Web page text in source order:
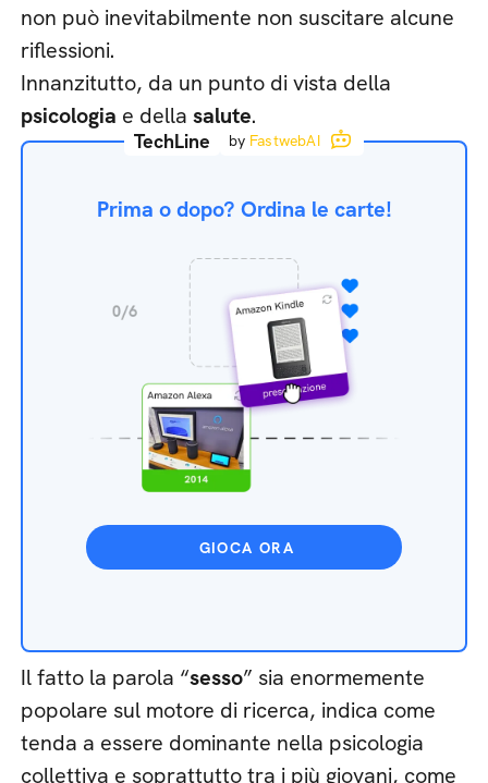
non può inevitabilmente non suscitare alcune
riflessioni.
Innanzitutto, da un punto di vista della
psicologia e della salute.
TechLine by FastwebAI
Prima o dopo? Ordina le carte!
GIOCA ORA
Il fatto la parola “sesso” sia enormemente
popolare sul motore di ricerca, indica come
tenda a essere dominante nella psicologia
collettiva e soprattutto tra i più giovani, come